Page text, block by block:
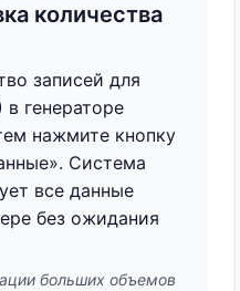
количества
записей для
в генераторе
нажмите кнопку
Система
все данные
без ожидания
больших объемов